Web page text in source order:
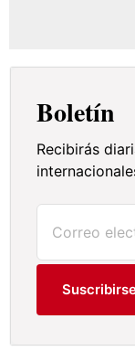
Boletín
Recibirás